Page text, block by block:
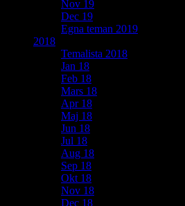
Nov 19
Dec 19
Egna teman 2019
2018
Temalista 2018
Jan 18
Feb 18
Mars 18
Apr 18
Maj 18
Jun 18
Jul 18
Aug 18
Sep 18
Okt 18
Nov 18
Dec 18